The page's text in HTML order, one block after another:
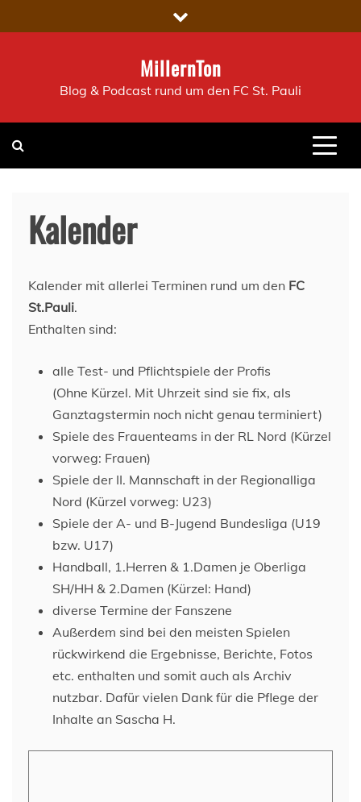
to
MillernTon
Blog & Podcast rund um den FC St. Pauli
Kalender
Kalender mit allerlei Terminen rund um den FC
St.Pauli.
Enthalten sind:
alle Test- und Pflichtspiele der Profis
(Ohne Kürzel. Mit Uhrzeit sind sie fix, als
Ganztagstermin noch nicht genau terminiert)
Spiele des Frauenteams in der RL Nord (Kürzel
vorweg: Frauen)
Spiele der II. Mannschaft in der Regionalliga
Nord (Kürzel vorweg: U23)
Spiele der A- und B-Jugend Bundesliga (U19
bzw. U17)
Handball, 1.Herren & 1.Damen je Oberliga
SH/HH & 2.Damen (Kürzel: Hand)
diverse Termine der Fanszene
Außerdem sind bei den meisten Spielen
rückwirkend die Ergebnisse, Berichte, Fotos
etc. enthalten und somit auch als Archiv
nutzbar. Dafür vielen Dank für die Pflege der
Inhalte an Sascha H.